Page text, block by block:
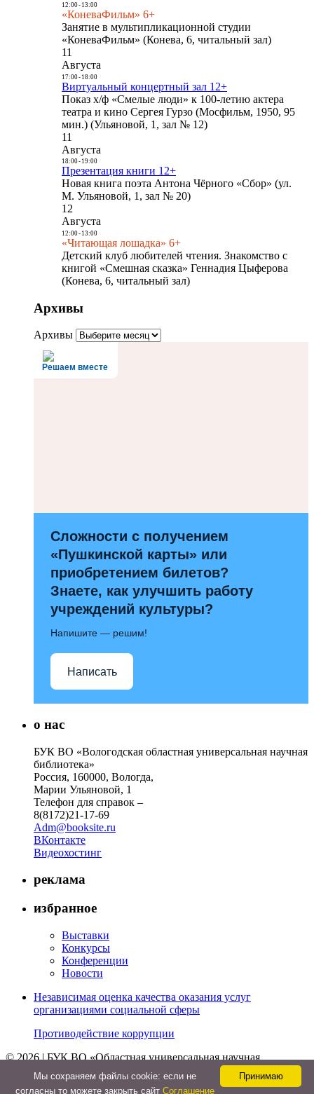
12:00- 13:00
«КоневаФильм» 6+
Занятие в мультипликационной студии
«КоневаФильм» (Конева, 6, читальный зал)
11
Августа
17:00- 18:00
Виртуальный концертный зал 12+
Показ х/ф «Смелые люди» к 100-летию актера
театра и кино Сергея Гурзо (Мосфильм, 1950, 95
мин.) (Ульяновой, 1, зал № 12)
11
Августа
18:00- 19:00
Презентация книги 12+
Новая книга поэта Антона Чёрного «Сбор» (ул.
М. Ульяновой, 1, зал № 20)
12
Августа
12:00- 13:00
«Читающая лошадка» 6+
Детский клуб любителей чтения. Знакомство с
книгой «Смешная сказка» Геннадия Цыферова
(Конева, 6, читальный зал)
Архивы
Архивы
Решаем вместе
Сложности с получением
«Пушкинской карты» или
приобретением билетов?
Знаете, как улучшить работу
учреждений культуры?
Напишите — решим!
Написать
о нас
БУК ВО «Вологодская областная универсальная научная
библиотека»
Россия, 160000, Вологда,
Марии Ульяновой, 1
Телефон для справок –
8(8172)21-17-69
Adm@booksite.ru
ВКонтакте
Видеохостинг
реклама
избранное
Выставки
Конкурсы
Конференции
Новости
Независимая оценка качества оказания услуг
организациями социальной сферы
Противодействие коррупции
© 2026 | БУК ВО «Областная универсальная научная
библиотека»
Принимаю
Мы cохраняем файлы cookie: если не
согласны то можете закрыть сайт Соглашение